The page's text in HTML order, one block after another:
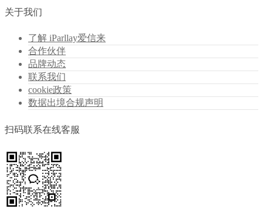
关于我们
了解 iParllay爱信来
合作伙伴
品牌动态
联系我们
cookie政策
数据出境合规声明
扫码联系在线客服